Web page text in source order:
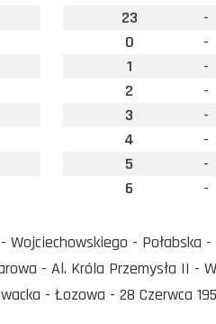
23
-
0
-
1
-
2
-
3
-
4
-
5
-
6
-
- Wojciechowskiego -
- Al. Króla Przemysła II -
- Łozowa - 28 Czerwca